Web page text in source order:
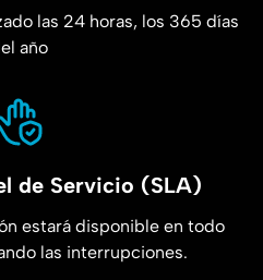
las 24 horas, los 365 días
año
de Servicio (SLA)
estará disponible en todo
las interrupciones.